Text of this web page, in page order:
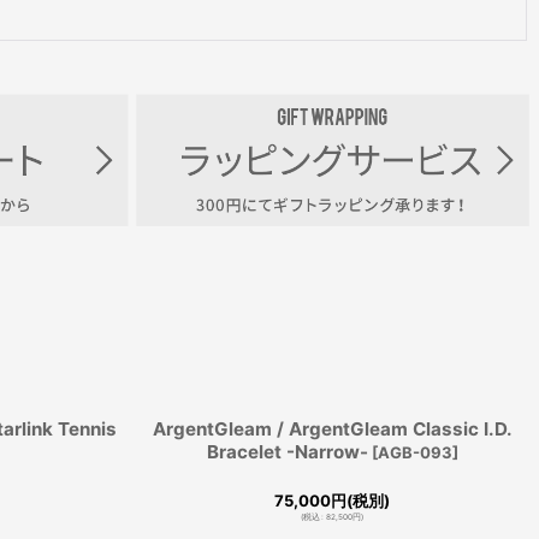
Tennis
ArgentGleam / ArgentGleam Classic I.D.
Bracelet -Narrow- [AGB-093]
75,000円(税別)
(税込: 82,500円)